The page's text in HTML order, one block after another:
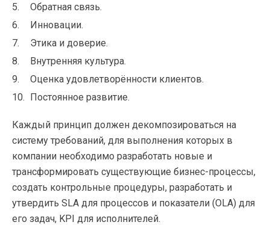
Обратная связь.
Инновации.
Этика и доверие.
Внутренняя культура.
Оценка удовлетворённости клиентов.
Постоянное развитие.
Каждый принцип должен декомпозироваться на
систему требований, для выполнения которых в
компании необходимо разработать новые и
трансформировать существующие бизнес-процессы,
создать контрольные процедуры, разработать и
утвердить SLA для процессов и показатели (OLA) для
его задач, KPI для исполнителей.